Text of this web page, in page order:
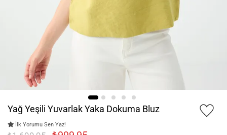
Yağ Yeşili Yuvarlak Yaka Dokuma Bluz
İlk Yorumu Sen Yaz!